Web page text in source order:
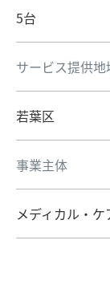
5台
サービス提供地
若葉区
事業主体
メディカル・